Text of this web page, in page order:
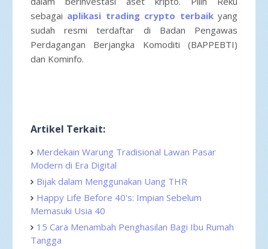
sebagai aplikasi trading crypto terbaikyang
sudah resmi terdaftar di Badan Pengawas
Perdagangan Berjangka Komoditi (BAPPEBTI)
dan Kominfo.
Artikel Terkait:
Merdekain Warung Tradisional Lawan Pasar
Modern di Era Digital
Bijak dalam Menggunakan Uang THR
Happy Life Before 40's: Impian Sebelum
Memasuki Usia 40
15 Cara Menambah Penghasilan Bagi Ibu Rumah
Tangga